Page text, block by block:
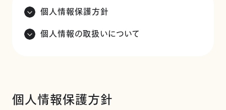
個人情報保護方針
個人情報の取扱いについて
個人情報保護方針